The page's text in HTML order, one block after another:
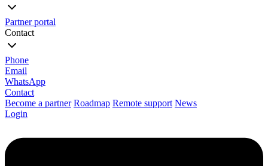
Partner portal
Contact
Phone
Email
WhatsApp
Contact
Become a partner Roadmap Remote support News
Login